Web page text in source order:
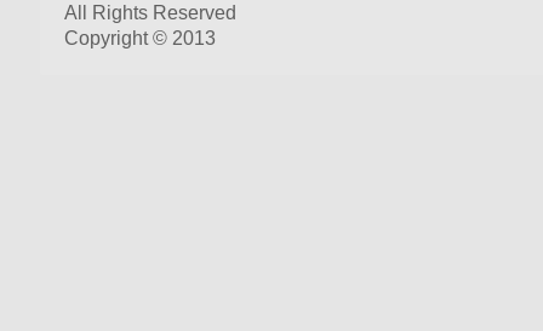
All Rights Reserved
Copyright © 2013